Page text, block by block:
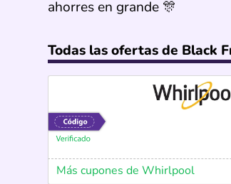
ahorres en grande 🎊
Todas las ofertas de Black
Más cupones de Whirlpool